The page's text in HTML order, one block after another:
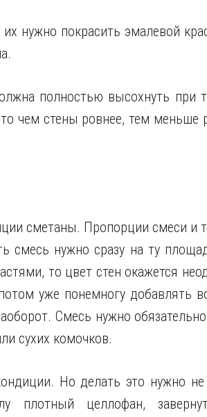
нужно покрасить эмалевой
полностью высохнуть при
чем стены ровнее, тем меньше
сметаны. Пропорции смеси и
смесь нужно сразу на ту
то цвет стен окажется
уже понемногу добавлять
Смесь нужно
сухих комочков.
Но делать это нужно
плотный целлофан,